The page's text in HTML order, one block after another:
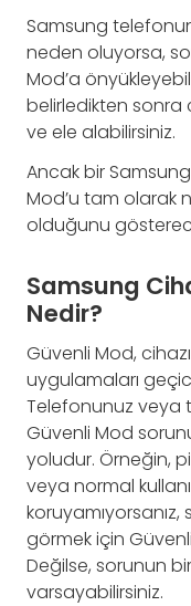
Samsung
neden oluyorsa,
Mod’a
belirledikten sonra
ve ele alabilirsiniz.
Ancak bir
Mod’u tam olarak
olduğunu
Samsung
Nedir?
Güvenli Mod,
uygulamaları geçici
Telefonunuz veya
Güvenli Mod
yoludur. Örneğin,
veya normal
görmek için
Değilse, sorunun
varsayabilirsiniz.